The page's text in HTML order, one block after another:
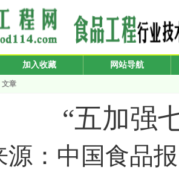
加入收藏 网站导航
文章
“五加强
源：中国食品